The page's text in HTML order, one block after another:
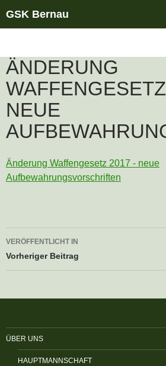
GSK Bernau
ÄNDERUNG
NEUE
Änderung Waffengesetz 2017 - neue
Aufbewahrungsvorschriften
Beitrags-
Navigation
VERÖFFENTLICHT IN
Vorheriger Beitrag
ÜBER UNS
HAUPTMANNSCHAFT